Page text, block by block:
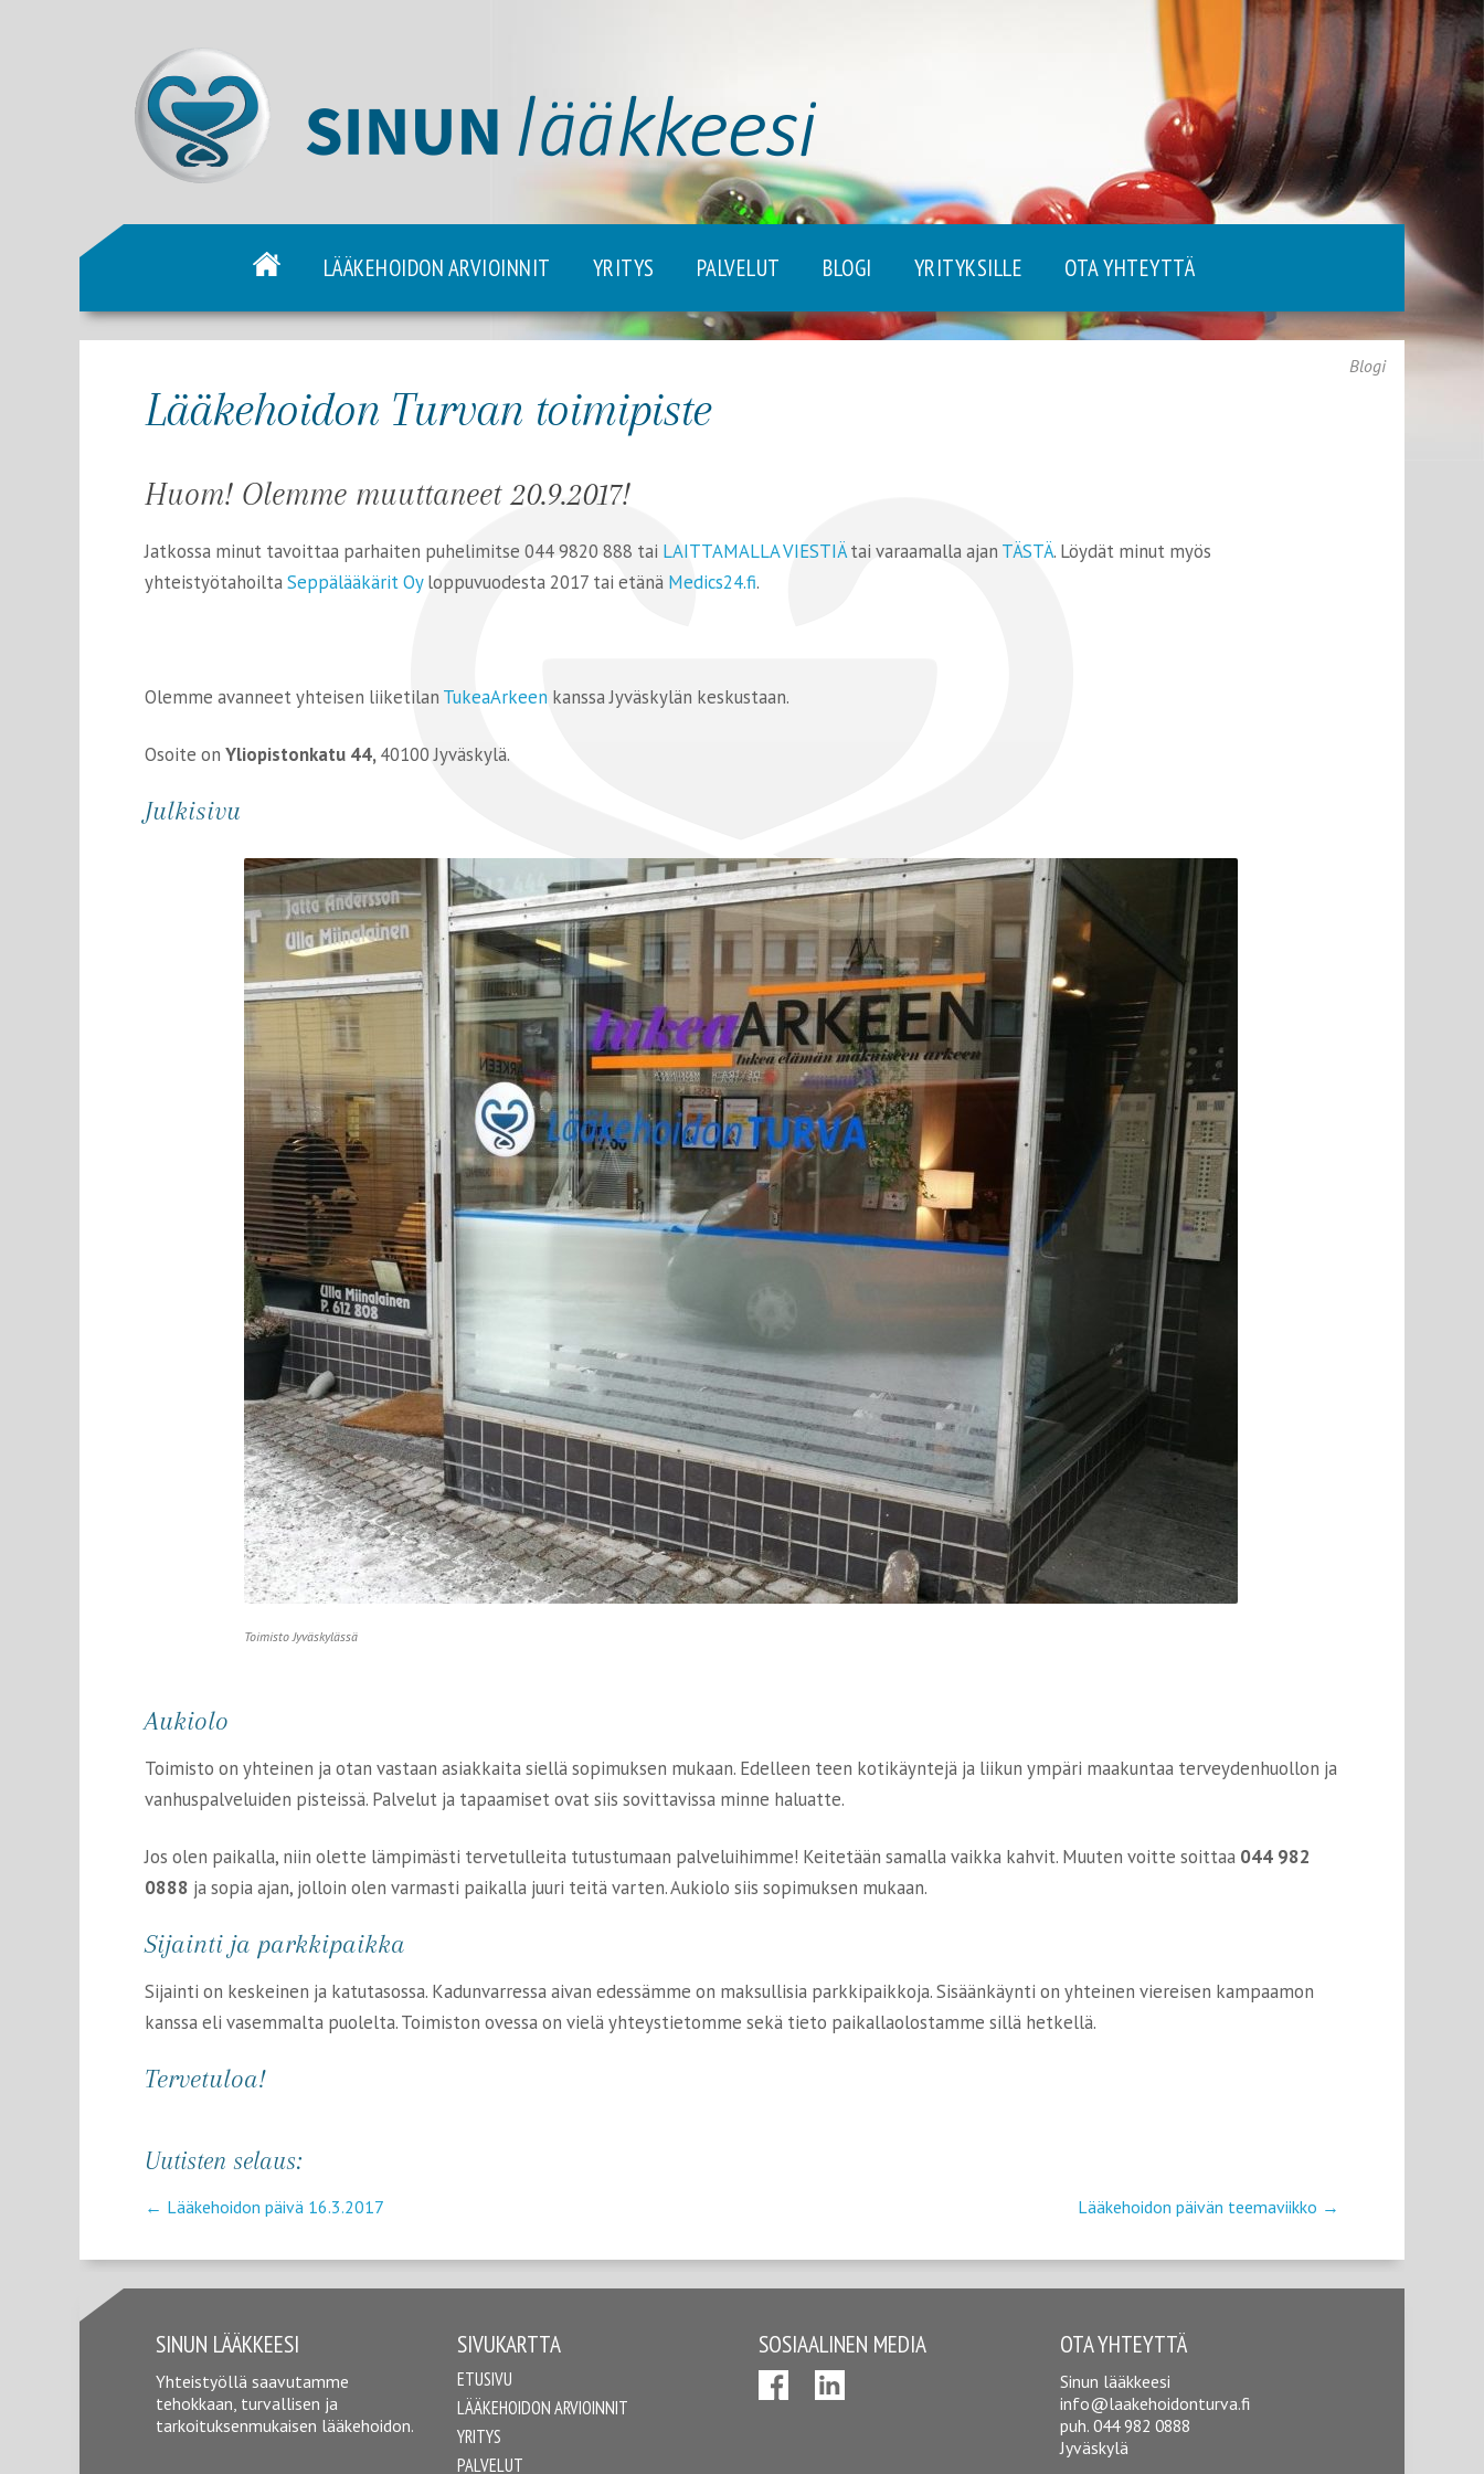
LÄÄKEHOIDON ARVIOINNIT YRITYS PALVELUT
LÄÄKITYKSEN TARKISTUS
LÄÄKEHOIDON
KOKONAISARVIOINTI
BLOGI YRITYKSILLE OTA YHTEYTTÄ
Blogi
Lääkehoidon Turvan toimipiste
Huom! Olemme muuttaneet 20.9.2017!
Jatkossa minut tavoittaa parhaiten puhelimitse 044 9820 888 tai LAITTAMALLA VIESTIÄtai varaamalla ajan TÄSTÄ. Löydät minut myös
yhteistyötahoiltaSeppälääkärit Oyloppuvuodesta 2017 tai etänä Medics24.fi.
Olemme avanneet yhteisen liiketilan TukeaArkeen kanssa Jyväskylän keskustaan.
Osoite on Yliopistonkatu 44,40100 Jyväskylä.
Julkisivu
Toimisto Jyväskylässä
Aukiolo
Toimisto on yhteinen ja otan vastaan asiakkaita siellä sopimuksen mukaan. Edelleen teen kotikäyntejä ja liikun ympäri maakuntaa terveydenhuollon ja
vanhuspalveluiden pisteissä. Palvelut ja tapaamiset ovat siis sovittavissa minne haluatte.
Jos olen paikalla, niin olette lämpimästi tervetulleita tutustumaan palveluihimme! Keitetään samalla vaikka kahvit. Muuten voitte soittaa044 982
0888 ja sopia ajan, jolloin olen varmasti paikalla juuri teitä varten. Aukiolo siis sopimuksen mukaan.
Sijainti ja parkkipaikka
Sijainti on keskeinen ja katutasossa. Kadunvarressa aivan edessämme on maksullisia parkkipaikkoja. Sisäänkäynti on yhteinen viereisen kampaamon
kanssa eli vasemmalta puolelta. Toimiston ovessa on vielä yhteystietomme sekä tieto paikallaolostamme sillä hetkellä.
Tervetuloa!
Uutisten selaus:
← Lääkehoidon päivä 16.3.2017 Lääkehoidon päivän teemaviikko →
SINUN LÄÄKKEESI
Yhteistyöllä saavutamme
tehokkaan, turvallisen ja
tarkoituksenmukaisen lääkehoidon.
SIVUKARTTA
ETUSIVU
LÄÄKEHOIDON ARVIOINNIT
YRITYS
PALVELUT
SOSIAALINEN MEDIA OTA YHTEYTTÄ
Sinun lääkkeesi
info@laakehoidonturva.fi
puh. 044 982 0888
Jyväskylä